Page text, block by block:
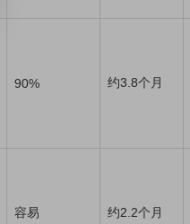
90% 约3.8个月
容易 约2.2个月